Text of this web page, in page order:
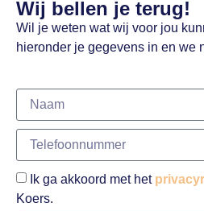
Wij bellen je terug!
Wil je weten wat wij voor jou
hieronder je gegevens in en we
Ik ga akkoord met het
Koers.